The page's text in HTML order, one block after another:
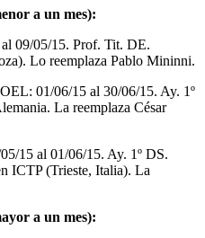
a un mes):
09/05/15. Prof. Tit. DE.
Lo reemplaza Pablo Mininni.
01/06/15 al 30/06/15. Ay. 1º
La reemplaza César
15 al 01/06/15. Ay. 1º DS.
ICTP (Trieste, Italia). La
a un mes):